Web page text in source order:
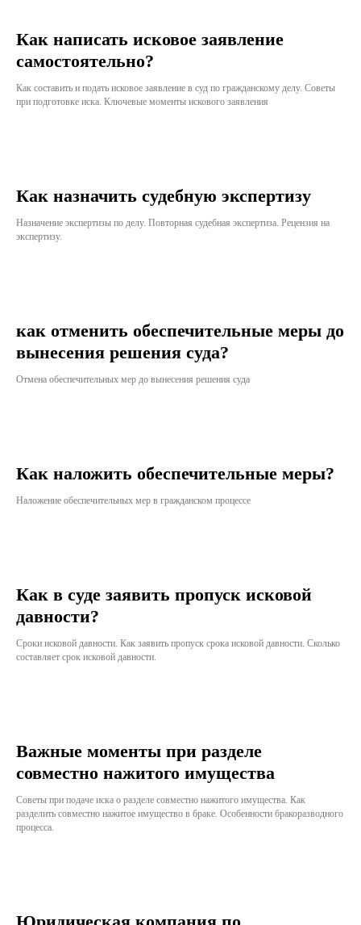
Как написать исковое заявление
самостоятельно?
Как составить и подать исковое заявление в суд по гражданскому делу. Советы
при подготовке иска. Ключевые моменты искового заявления
Как назначить судебную экспертизу
Назначение экспертизы по делу. Повторная судебная экспертиза. Рецензия на
экспертизу.
как отменить обеспечительные меры до
вынесения решения суда?
Отмена обеспечительных мер до вынесения решения суда
Как наложить обеспечительные меры?
Наложение обеспечительных мер в гражданском процессе
Как в суде заявить пропуск исковой
давности?
Сроки исковой давности. Как заявить пропуск срока исковой давности. Сколько
составляет срок исковой давности.
Важные моменты при разделе
совместно нажитого имущества
Советы при подаче иска о разделе совместно нажитого имущества. Как
разделить совместно нажитое имущество в браке. Особенности бракоразводного
процесса.